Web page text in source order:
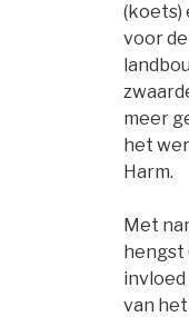
(koets)
voor
meer
het
Harm.
Met
hengst
van